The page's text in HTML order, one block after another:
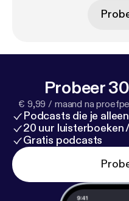
cuestiona sin perder la
Probeer
€ 9,99 / maand na
Podcasts die je
20 uur luisterboeken
Gratis podcasts